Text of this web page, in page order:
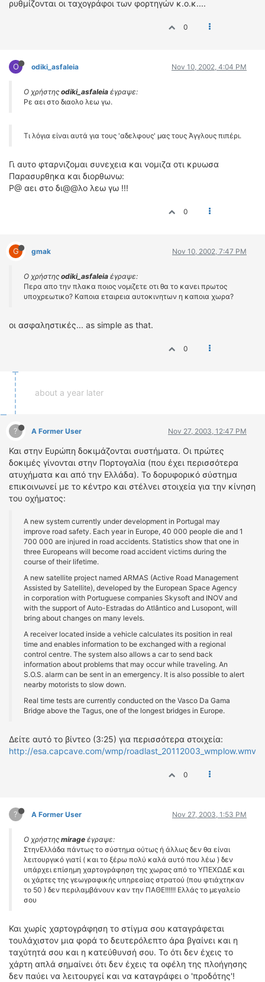
ρυθμίζονται οι ταχογράφοι των φορτηγών κ.ο.κ....
0
O odiki_asfaleia Nov 10, 2002, 4:04 PM
Ο χρήστης odiki_asfaleia έγραψε:
Ρε αει στο διαολο λεω γω.
Τι λόγια είναι αυτά για τους 'αδελφους' μας τους Άγγλους πιπέρι.
Γι αυτο φταρνιζομαι συνεχεια και νομιζα οτι κρυωσα
Παρασυρθηκα και διορθωνω:
Ρ@ αει στο δι@@λο λεω γω !!!
0
G gmak Nov 10, 2002, 7:47 PM
Ο χρήστης odiki_asfaleia έγραψε:
Περα απο την πλακα ποιος νομιζετε οτι θα το κανει πρωτος
υποχρεωτικο? Καποια εταιρεια αυτοκινητων η καποια χωρα?
οι ασφαληστικές... as simple as that.
0
about a year later
? A Former User Nov 27, 2003, 12:47 PM
Και στην Ευρώπη δοκιμάζονται συστήματα. Οι πρώτες
δοκιμές γίνονται στην Πορτογαλία (που έχει περισσότερα
ατυχήματα και από την Ελλάδα). Το δορυφορικό σύστημα
επικοινωνεί με το κέντρο και στέλνει στοιχεία για την κίνηση
του οχήματος:
A new system currently under development in Portugal may
improve road safety. Each year in Europe, 40 000 people die and 1
700 000 are injured in road accidents. Statistics show that one in
three Europeans will become road accident victims during the
course of their lifetime.
A new satellite project named ARMAS (Active Road Management
Assisted by Satellite), developed by the European Space Agency
in corporation with Portuguese companies Skysoft and INOV and
with the support of Auto-Estradas do Atlântico and Lusopont, will
bring about changes on many levels.
A receiver located inside a vehicle calculates its position in real
time and enables information to be exchanged with a regional
control centre. The system also allows a car to send back
information about problems that may occur while traveling. An
S.O.S. alarm can be sent in an emergency. It is also possible to alert
nearby motorists to slow down.
Real time tests are currently conducted on the Vasco Da Gama
Bridge above the Tagus, one of the longest bridges in Europe.
Δείτε αυτό το βίντεο (3:25) για περισσότερα στοιχεία:
http://esa.capcave.com/wmp/roadlast_20112003_wmplow.wmv
0
? A Former User Nov 27, 2003, 1:53 PM
Ο χρήστης mirage έγραψε:
ΣτηνΕλλάδα πάντως το σύστημα ούτως ή άλλως δεν θα είναι
λειτουργικό γιατί ( και το ξέρω πολύ καλά αυτό που λέω ) δεν
υπάρχει επίσημη χαρτογράφηση της χωρας από το ΥΠΕΧΩΔΕ και
οι χάρτες της γεωγραφικής υπηρεσίας στρατού (που φτιάχτηκαν
το 50 ) δεν περιλαμβάνουν καν την ΠΑΘΕ!!!!!! Ελλάς το μεγαλείο
σου
Και χωρίς χαρτογράφηση το στίγμα σου καταγράφεται
τουλάχιστον μια φορά το δευτερόλεπτο άρα βγαίνει και η
ταχύτητά σου και η κατεύθυνσή σου. Το ότι δεν έχεις το
χάρτη απλά σημαίνει ότι δεν έχεις τα οφέλη της πλοήγησης
δεν παύει να λειτουργεί και να καταγράφει ο 'προδότης'!